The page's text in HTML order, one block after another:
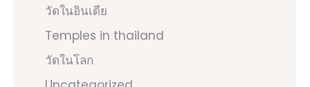
วัดในอินเดีย
Temples in thailand
วัดในโลก